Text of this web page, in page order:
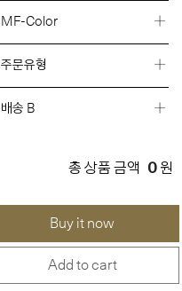
MF-Color
주문유형
배송 B
총 상품 금액 0 원
Buy it now
Add to cart